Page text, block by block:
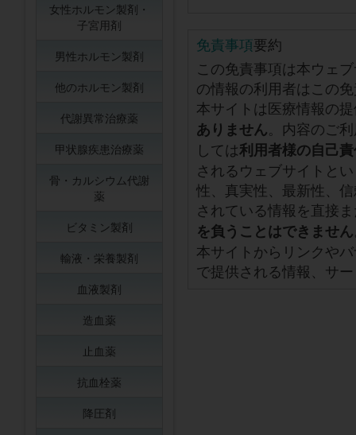
免責事項要約
この免責事項は本ウェ
の情報の利用者はこの
本サイトは医療情報の
ありません。内容のご
しては利用者様の自己
されるウェブサイトと
性、真実性、最新性、
されている情報を直接
を負うことはできません
本サイトからリンクや
で提供される情報、サ
女性ホルモン製剤・
子宮用剤
男性ホルモン製剤
他のホルモン製剤
代謝異常治療薬
甲状腺疾患治療薬
骨・カルシウム代謝
薬
ビタミン製剤
輸液・栄養製剤
血液製剤
造血薬
止血薬
抗血栓薬
降圧剤